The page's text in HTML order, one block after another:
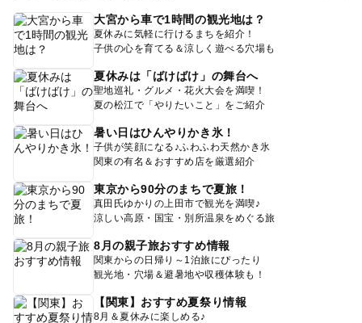
大宮から車で1時間の観光地は？
夏休みに気軽に行けるまちを紹介！
子供の心を育てる＆涼しく遊べる穴場も
夏休みは「ばけばけ」の舞台へ
聖地巡礼・グルメ・花火大会を満喫！
夏の松江で「やりたいこと」をご紹介
暑い日はひんやりかき氷！
子供が笑顔になる♪ふわふわ天然かき氷
関東の有名＆おすすめ店を厳選紹介
東京から90分のまちで夏旅！
真田氏ゆかりの上田市で観光を満喫♪
涼しい高原・国宝・別所温泉をめぐる旅
8月の親子旅おすすめ情報
関東からの日帰り～1泊旅にぴったり
観光地・穴場＆避暑地や収穫体験も！
【関東】おすすめ夏祭り情報
8月＆夏休みに楽しめる♪